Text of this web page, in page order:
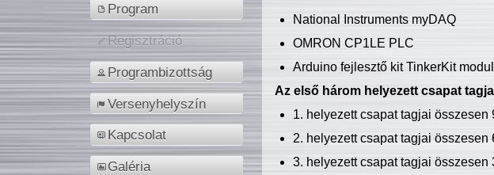
Program
Regisztráció
Programbizottság
Versenyhelyszín
Kapcsolat
Galéria
National Instruments myDAQ
OMRON CP1LE PLC
Arduino fejlesztő kit TinkerKit
Az első három helyezett csapat
1. helyezett csapat tagjai
2. helyezett csapat tagjai
3. helyezett csapat tagjai